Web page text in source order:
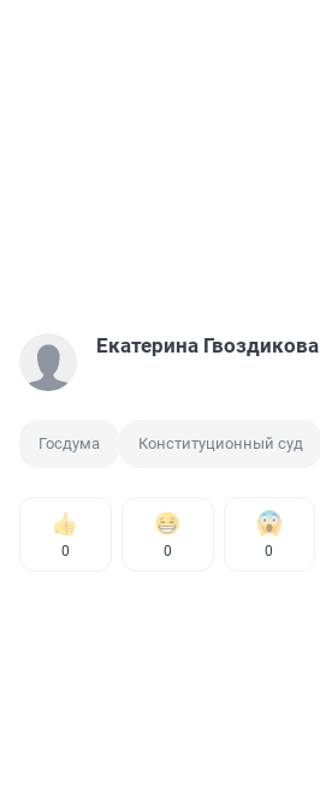
Екатерина Гвоздикова
Госдума Конституционный суд
0 0 0